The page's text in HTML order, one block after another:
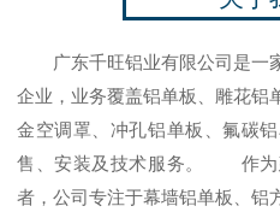
广东千旺铝业有限公司是一
企业，业务覆盖铝单板、雕花铝
金空调罩、冲孔铝单板、氟碳
售、安装及技术服务。 作为
者，公司专注于幕墙铝单板、铝